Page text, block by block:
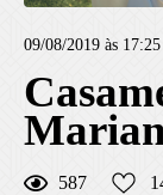
09/08/2019 às 17:25
587